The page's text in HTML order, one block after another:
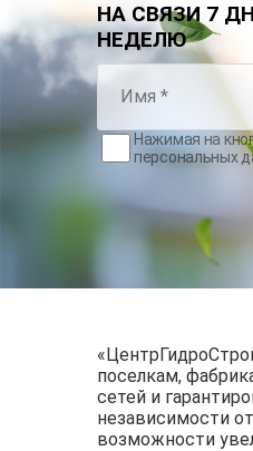
НА СВЯЗИ 7
НЕДЕЛЮ
Нажимая на
персональных
поселкам,
сетей и
независимости
возможности